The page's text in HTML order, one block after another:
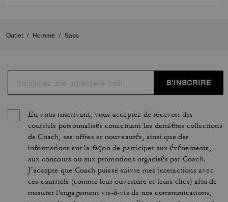
Outlet / Homme / Sacs
S’INSCRIRE
En vous inscrivant, vous acceptez de recevoir des
courriels personnalisés concernant les dernières collections
de Coach, ses offres et nouveautés, ainsi que des
informations sur la façon de participer aux événements,
aux concours ou aux promotions organisés par Coach.
J’accepte que Coach puisse suivre mes interactions avec
ces courriels (comme leur ouverture et leurs clics) afin de
mesurer l'engagement vis-à-vis de nos communications,